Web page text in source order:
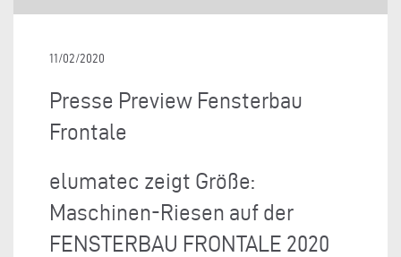
11/02/2020
Presse Preview Fensterbau
Frontale
elumatec zeigt Größe:
Maschinen-Riesen auf der
FENSTERBAU FRONTALE 2020